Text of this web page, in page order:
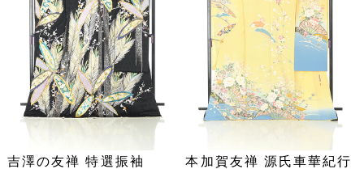
吉澤の友禅 特選振袖
本加賀友禅 源氏車華紀行